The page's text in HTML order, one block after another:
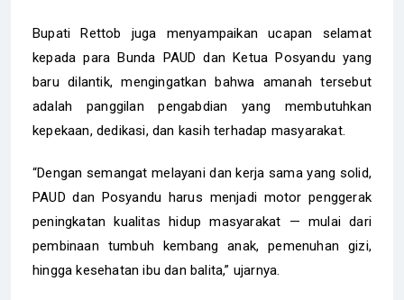
Bupati Rettob juga menyampaikan ucapan selamat
kepada para Bunda PAUD dan Ketua Posyandu yang
baru dilantik, mengingatkan bahwa amanah tersebut
adalah panggilan pengabdian yang membutuhkan
kepekaan, dedikasi, dan kasih terhadap masyarakat.
“Dengan semangat melayani dan kerja sama yang solid,
PAUD dan Posyandu harus menjadi motor penggerak
peningkatan kualitas hidup masyarakat — mulai dari
pembinaan tumbuh kembang anak, pemenuhan gizi,
hingga kesehatan ibu dan balita,” ujarnya.